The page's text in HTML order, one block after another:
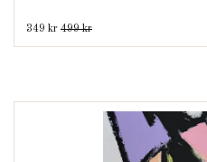
349 kr 499 kr